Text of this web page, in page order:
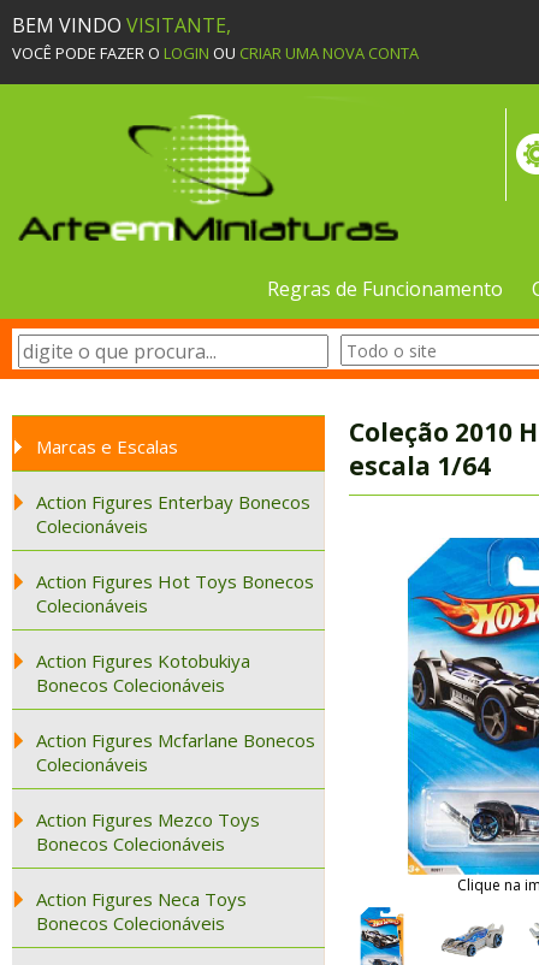
BEM VINDO VISITANTE,
VOCÊ PODE FAZER O LOGIN OU CRIAR UMA NOVA CONTA
Regras de Funcionamento
Marcas e Escalas
Action Figures Enterbay Bonecos
Colecionáveis
Action Figures Hot Toys Bonecos
Colecionáveis
Action Figures Kotobukiya
Bonecos Colecionáveis
Action Figures Mcfarlane Bonecos
Colecionáveis
Action Figures Mezco Toys
Bonecos Colecionáveis
Action Figures Neca Toys
Bonecos Colecionáveis
Coleção 2010
escala 1/64
Clique na